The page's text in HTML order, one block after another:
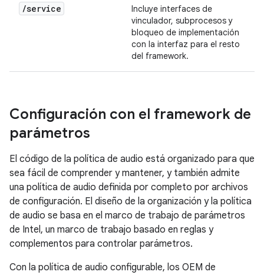
/service
Incluye interfaces de
vinculador, subprocesos y
bloqueo de implementación
con la interfaz para el resto
del framework.
Configuración con el framework de
parámetros
El código de la política de audio está organizado para que
sea fácil de comprender y mantener, y también admite
una política de audio definida por completo por archivos
de configuración. El diseño de la organización y la política
de audio se basa en el marco de trabajo de parámetros
de Intel, un marco de trabajo basado en reglas y
complementos para controlar parámetros.
Con la política de audio configurable, los OEM de